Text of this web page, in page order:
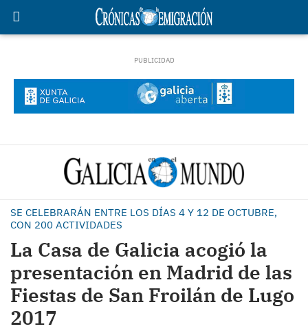
SE CELEBRARÁN ENTRE LOS DÍAS 4 Y 12 DE OCTUBRE,
CON 200 ACTIVIDADES
La Casa de Galicia acogió la
presentación en Madrid de las
Fiestas de San Froilán de Lugo
2017